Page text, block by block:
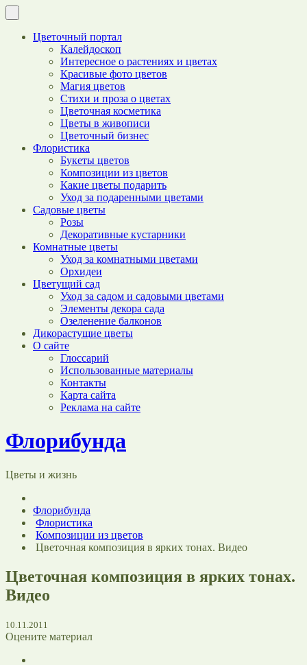
Цветочный портал
Калейдоскоп
Интересное о растениях и цветах
Красивые фото цветов
Магия цветов
Стихи и проза о цветах
Цветочная косметика
Цветы в живописи
Цветочный бизнес
Флористика
Букеты цветов
Композиции из цветов
Какие цветы подарить
Уход за подаренными цветами
Садовые цветы
Розы
Декоративные кустарники
Комнатные цветы
Уход за комнатными цветами
Орхидеи
Цветущий сад
Уход за садом и садовыми цветами
Элементы декора сада
Озеленение балконов
Дикорастущие цветы
О сайте
Глоссарий
Использованные материалы
Контакты
Карта сайта
Реклама на сайте
Флорибунда
Цветы и жизнь
Флорибунда
Флористика
Композиции из цветов
Цветочная композиция в ярких тонах. Видео
Цветочная композиция в ярких тонах.
Видео
10.11.2011
Оцените материал